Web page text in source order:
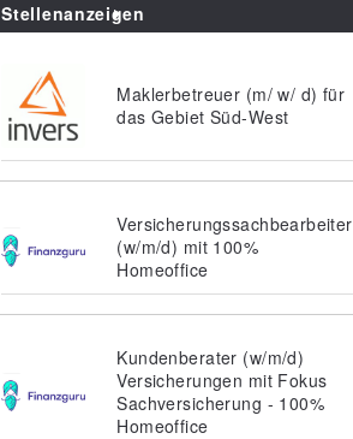
Stellenanzeigen
Maklerbetreuer (m/ w/ d) für
das Gebiet Süd-West
Versicherungssachbearbeiter
(w/m/d) mit 100%
Homeoffice
Kundenberater (w/m/d)
Versicherungen mit Fokus
Sachversicherung - 100%
Homeoffice